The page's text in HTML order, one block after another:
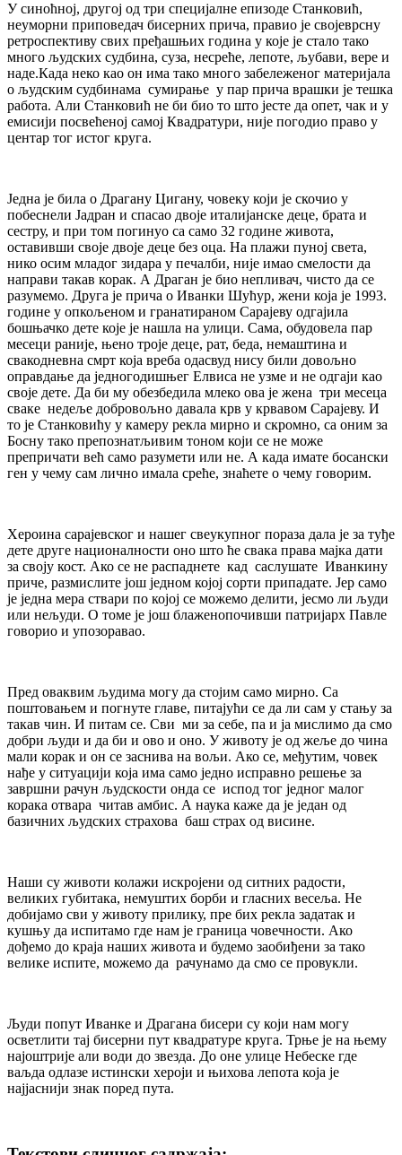
У синоћној, другој од три специјалне епизоде Станковић,
неуморни приповедач бисерних прича, правио је својеврсну
ретроспективу свих пређашњих година у које је стало тако
много људских судбина, суза, несреће, лепоте, љубави, вере и
наде.Када неко као он има тако много забележеног материјала
о људским судбинама сумирање у пар прича врашки је тешка
работа. Али Станковић не би био то што јесте да опет, чак и у
емисији посвећеној самој Квадратури, није погодио право у
центар тог истог круга.
Једна је била о Драгану Цигану, човеку који је скочио у
побеснели Јадран и спасао двоје италијанске деце, брата и
сестру, и при том погинуо са само 32 године живота,
оставивши своје двоје деце без оца. На плажи пуној света,
нико осим младог зидара у печалби, није имао смелости да
направи такав корак. А Драган је био непливач, чисто да се
разумемо. Друга је прича о Иванки Шућур, жени која је 1993.
године у опкољеном и гранатираном Сарајеву одгајила
бошњачко дете које је нашла на улици. Сама, обудовела пар
месеци раније, њено троје деце, рат, беда, немаштина и
свакодневна смрт која вреба одасвуд нису били довољно
оправдање да једногодишњег Елвиса не узме и не одгаји као
своје дете. Да би му обезбедила млеко ова је жена три месеца
сваке недеље добровољно давала крв у крвавом Сарајеву. И
то је Станковићу у камеру рекла мирно и скромно, са оним за
Босну тако препознатљивим тоном који се не може
препричати већ само разумети или не. А када имате босански
ген у чему сам лично имала среће, знаћете о чему говорим.
Хероина сарајевског и нашег свеукупног пораза дала је за туђе
дете друге националности оно што ће свака права мајка дати
за своју кост. Ако се не распаднете кад саслушате Иванкину
приче, размислите још једном којој сорти припадате. Јер само
је једна мера ствари по којој се можемо делити, јесмо ли људи
или нељуди. О томе је још блаженопочивши патријарх Павле
говорио и упозоравао.
Пред оваквим људима могу да стојим само мирно. Са
поштовањем и погнуте главе, питајући се да ли сам у стању за
такав чин. И питам се. Сви ми за себе, па и ја мислимо да смо
добри људи и да би и ово и оно. У животу је од жеље до чина
мали корак и он се заснива на вољи. Ако се, међутим, човек
нађе у ситуацији која има само једно исправно решење за
завршни рачун људскости онда се испод тог једног малог
корака отвара читав амбис. А наука каже да је један од
базичних људских страхова баш страх од висине.
Наши су животи колажи искројени од ситних радости,
великих губитака, немуштих борби и гласних весеља. Не
добијамо сви у животу прилику, пре бих рекла задатак и
кушњу да испитамо где нам је граница човечности. Ако
дођемо до краја наших живота и будемо заобиђени за тако
велике испите, можемо да рачунамо да смо се провукли.
Људи попут Иванке и Драгана бисери су који нам могу
осветлити тај бисерни пут квадратуре круга. Трње је на њему
најоштрије али води до звезда. До оне улице Небеске где
ваљда одлазе истински хероји и њихова лепота која је
најјаснији знак поред пута.